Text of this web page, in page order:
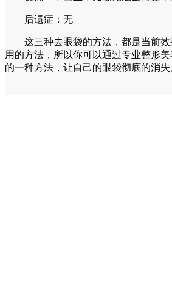
后遗症：无
这三种去眼袋的方法，都是当前效
用的方法，所以你可以通过专业整形
的一种方法，让自己的眼袋彻底的消失